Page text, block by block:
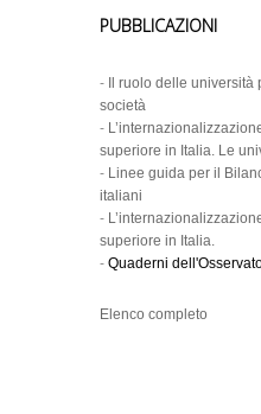
PUBBLICAZIONI
-
Il ruolo delle
società
-
superiore in Italia. Le
- Linee guida per il
italiani
-
superiore in Italia.
- Quaderni
Elenco completo